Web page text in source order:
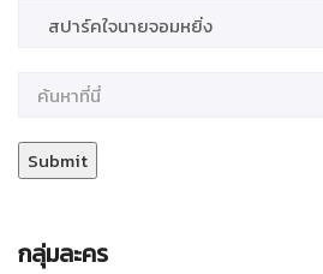
กลุ่มละคร